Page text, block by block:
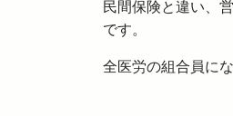
民間保険と違い、
です。
全医労の組合員にな